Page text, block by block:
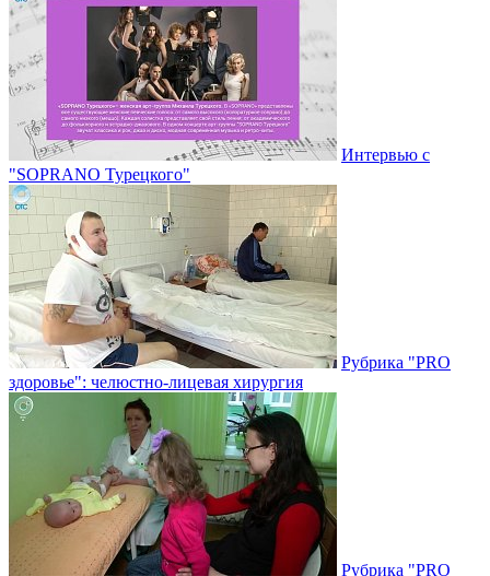
Интервью с
"SOPRANO Турецкого"
Рубрика "PRO
здоровье": челюстно-лицевая хирургия
Рубрика "PRO